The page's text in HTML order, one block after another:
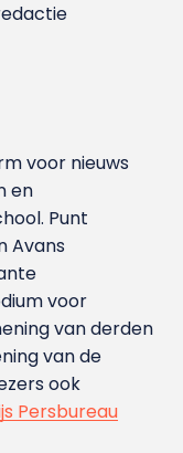
voor nieuws
en
Punt
Avans
voor
van derden
van de
ook
Persbureau